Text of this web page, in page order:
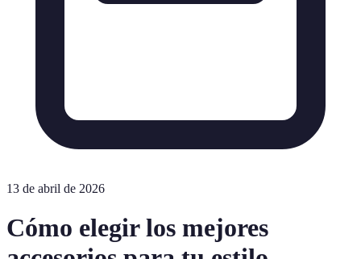
13 de abril de 2026
Cómo elegir los mejores